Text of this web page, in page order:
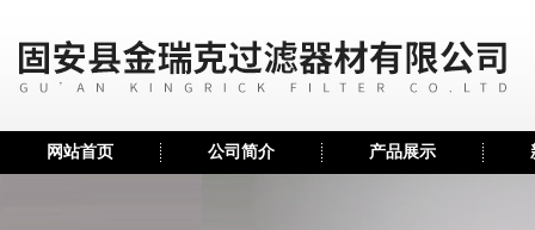
网站首页 公司简介 产品展示